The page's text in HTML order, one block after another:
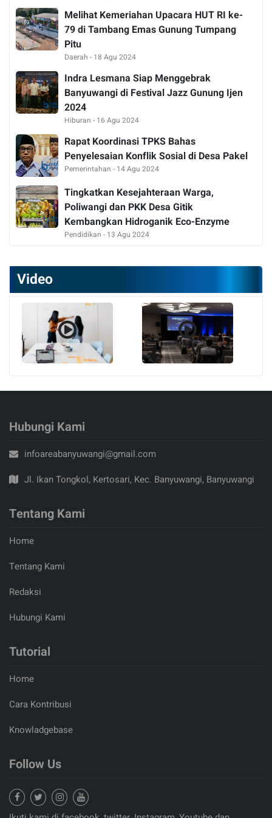
Melihat Kemeriahan Upacara HUT RI ke-
79 di Tambang Emas Gunung Tumpang
Pitu
Daerah - 18 Agu 2024
Indra Lesmana Siap Menggebrak
Banyuwangi di Festival Jazz Gunung Ijen
2024
Hiburan - 16 Agu 2024
Rapat Koordinasi TPKS Bahas
Penyelesaian Konflik Sosial di Desa Pakel
Pemerintahan - 14 Agu 2024
Tingkatkan Kesejahteraan Warga,
Poliwangi dan PKK Desa Gitik
Kembangkan Hidroganik Eco-Enzyme
Pendidikan - 13 Agu 2024
Video
Hubungi Kami
infoareabanyuwangi@gmail.com
Jl. Ikan Tongkol, Kertosari, Kec. Banyuwangi, Banyuwangi
Tentang Kami
Home
Tentang Kami
Redaksi
Hubungi Kami
Tutorial
Home
Cara Kontribusi
Knowladgebase
Follow Us